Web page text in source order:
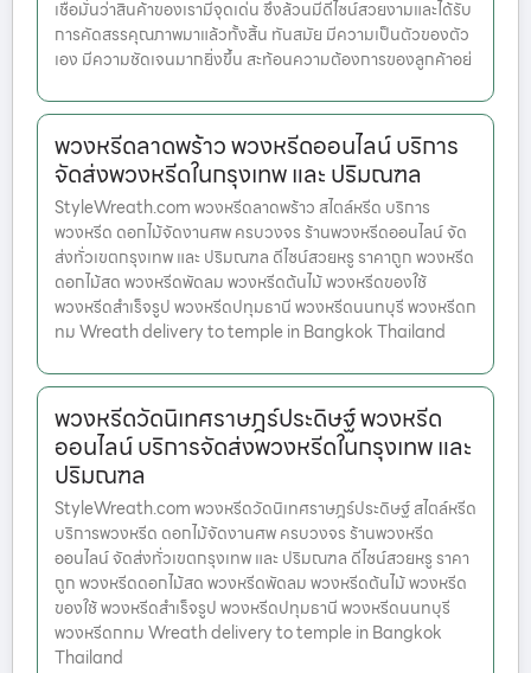
เชื่อมั่นว่าสินค้าของเรามีจุดเด่น ซึ่งล้วนมีดีไซน์สวยงามและได้รับ
การคัดสรรคุณภาพมาแล้วทั้งสิ้น ทันสมัย มีความเป็นตัวของตัว
เอง มีความชัดเจนมากยิ่งขึ้น สะท้อนความต้องการของลูกค้าอย่
พวงหรีดลาดพร้าว พวงหรีดออนไลน์ บริการ
จัดส่งพวงหรีดในกรุงเทพ และ ปริมณฑล
StyleWreath.com พวงหรีดลาดพร้าว สไตล์หรีด บริการ
พวงหรีด ดอกไม้จัดงานศพ ครบวงจร ร้านพวงหรีดออนไลน์ จัด
ส่งทั่วเขตกรุงเทพ และ ปริมณฑล ดีไซน์สวยหรู ราคาถูก พวงหรีด
ดอกไม้สด พวงหรีดพัดลม พวงหรีดต้นไม้ พวงหรีดของใช้
พวงหรีดสำเร็จรูป พวงหรีดปทุมธานี พวงหรีดนนทบุรี พวงหรีดก
ทม Wreath delivery to temple in Bangkok Thailand
พวงหรีดวัดนิเทศราษฎร์ประดิษฐ์ พวงหรีด
ออนไลน์ บริการจัดส่งพวงหรีดในกรุงเทพ และ
ปริมณฑล
StyleWreath.com พวงหรีดวัดนิเทศราษฎร์ประดิษฐ์ สไตล์หรีด
บริการพวงหรีด ดอกไม้จัดงานศพ ครบวงจร ร้านพวงหรีด
ออนไลน์ จัดส่งทั่วเขตกรุงเทพ และ ปริมณฑล ดีไซน์สวยหรู ราคา
ถูก พวงหรีดดอกไม้สด พวงหรีดพัดลม พวงหรีดต้นไม้ พวงหรีด
ของใช้ พวงหรีดสำเร็จรูป พวงหรีดปทุมธานี พวงหรีดนนทบุรี
พวงหรีดกทม Wreath delivery to temple in Bangkok
Thailand